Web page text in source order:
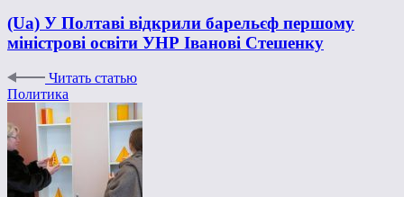
(Ua) У Полтаві відкрили барельєф першому
міністрові освіти УНР Іванові Стешенку
Читать статью
Политика